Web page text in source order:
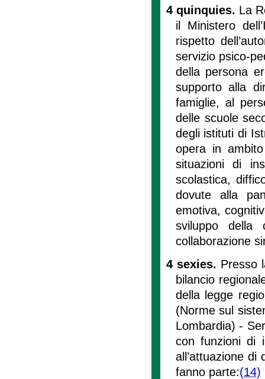
4 quinquies. La
il Ministero
rispetto
servizio psico-
della persona
supporto alla
famiglie, al
delle scuole
degli istituti di
opera in
situazioni di
scolastica,
dovute alla
emotiva,
sviluppo della
collaborazione
4 sexies. Presso
bilancio
della legge
(Norme sul
Lombardia) -
con funzioni di
all’attuazione
fanno parte:(14)